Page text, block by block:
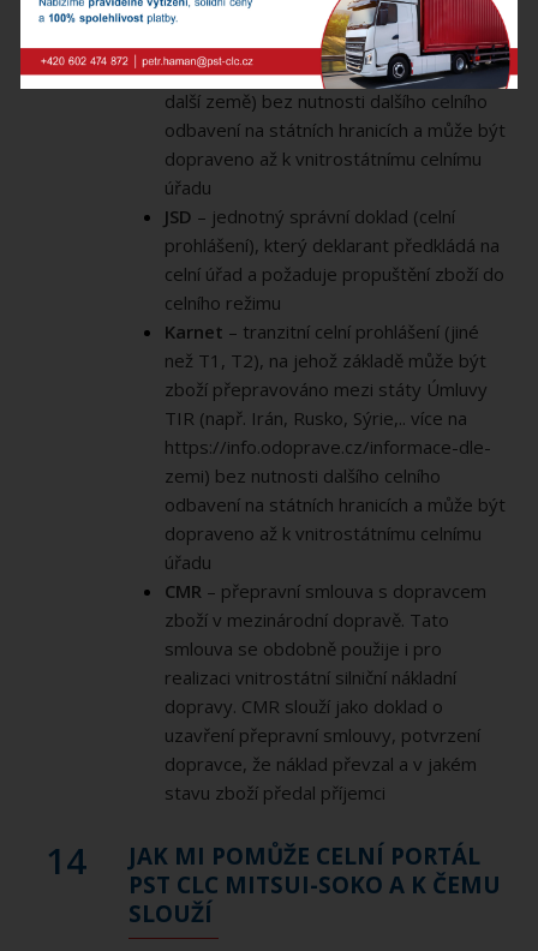
T1, T2
– tranzitní celní prohlášení, na
jehož základě může být zboží
přepravováno mezi státy Úmluvy (EU a
další země) bez nutnosti dalšího celního
odbavení na státních hranicích a může být
dopraveno až k vnitrostátnímu celnímu
úřadu
JSD – jednotný správní doklad (celní
prohlášení), který deklarant předkládá na
celní úřad a požaduje propuštění zboží do
celního režimu
Karnet – tranzitní celní prohlášení (jiné
než T1, T2), na jehož základě může být
zboží přepravováno mezi státy Úmluvy
TIR (např. Irán, Rusko, Sýrie,.. více na
https://info.odoprave.cz/informace-dle-
zemi) bez nutnosti dalšího celního
odbavení na státních hranicích a může být
dopraveno až k vnitrostátnímu celnímu
úřadu
CMR – přepravní smlouva s dopravcem
zboží v mezinárodní dopravě. Tato
smlouva se obdobně použije i pro
realizaci vnitrostátní silniční nákladní
dopravy. CMR slouží jako doklad o
uzavření přepravní smlouvy, potvrzení
dopravce, že náklad převzal a v jakém
stavu zboží předal příjemci
14
JAK MI POMŮŽE CELNÍ PORTÁL
PST CLC MITSUI-SOKO A K ČEMU
SLOUŽÍ